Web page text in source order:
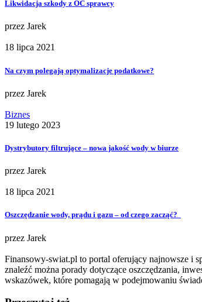
Likwidacja szkody z OC sprawcy
przez Jarek
18 lipca 2021
Na czym polegają optymalizacje podatkowe?
przez Jarek
Biznes
19 lutego 2023
Dystrybutory filtrujące – nowa jakość wody w biurze
przez Jarek
18 lipca 2021
Oszczędzanie wody, prądu i gazu – od czego zacząć?
przez Jarek
Finansowy-swiat.pl to portal oferujący najnowsze i
znaleźć można porady dotyczące oszczędzania,
wskazówek, które pomagają w podejmowaniu